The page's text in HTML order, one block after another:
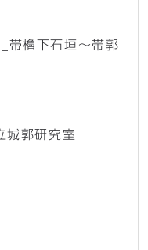
櫓下石垣～帯郭
城郭研究室